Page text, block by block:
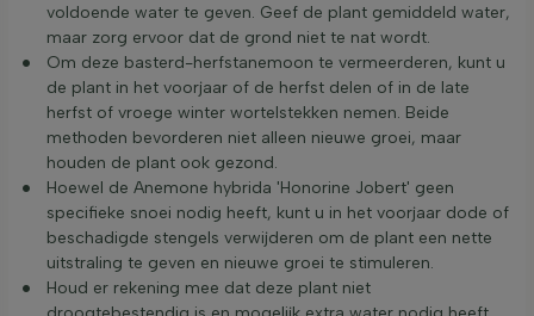
voldoende water te geven. Geef de plant gemiddeld water,
maar zorg ervoor dat de grond niet te nat wordt.
Om deze basterd-herfstanemoon te vermeerderen, kunt u
de plant in het voorjaar of de herfst delen of in de late
herfst of vroege winter wortelstekken nemen. Beide
methoden bevorderen niet alleen nieuwe groei, maar
houden de plant ook gezond.
Hoewel de Anemone hybrida 'Honorine Jobert' geen
specifieke snoei nodig heeft, kunt u in het voorjaar dode of
beschadigde stengels verwijderen om de plant een nette
uitstraling te geven en nieuwe groei te stimuleren.
Houd er rekening mee dat deze plant niet